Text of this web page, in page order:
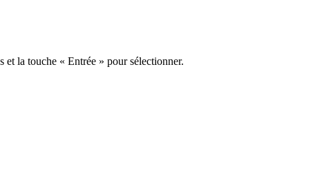
et la touche « Entrée » pour sélectionner.